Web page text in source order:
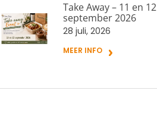
Take Away – 11 en 12
september 2026
28 juli, 2026
MEER INFO